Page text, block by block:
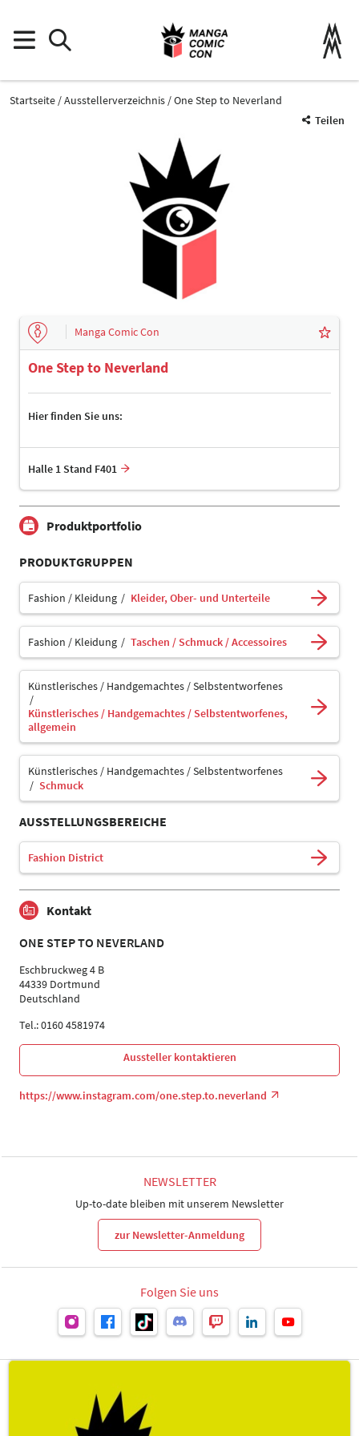
Startseite Ausstellerverzeichnis
One Step to Neverland
Teilen
Manga Comic Con
One Step to Neverland
Hier finden Sie uns:
Halle 1 Stand F401
Produktportfolio
PRODUKTGRUPPEN
Fashion / Kleidung Kleider, Ober- und Unterteile
Fashion / Kleidung Taschen / Schmuck / Accessoires
Künstlerisches / Handgemachtes / Selbstentworfenes
Künstlerisches / Handgemachtes / Selbstentworfenes,
allgemein
Künstlerisches / Handgemachtes / Selbstentworfenes
Schmuck
AUSSTELLUNGSBEREICHE
Fashion District
Kontakt
ONE STEP TO NEVERLAND
Eschbruckweg 4 B
44339 Dortmund
Deutschland
Tel.: 0160 4581974
Aussteller kontaktieren
https://www.instagram.com/one.step.to.neverland
NEWSLETTER
Up-to-date bleiben mit unserem Newsletter
zur Newsletter-Anmeldung
Folgen Sie uns